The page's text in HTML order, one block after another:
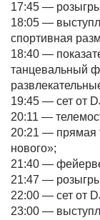
17:45 —
18:05 —
спортивная
18:40 —
танцевальный
19:45 — сет от
20:11 —
20:21 — прямая
нового»;
21:40 —
21:47 —
22:00 — сет от
23:00 —